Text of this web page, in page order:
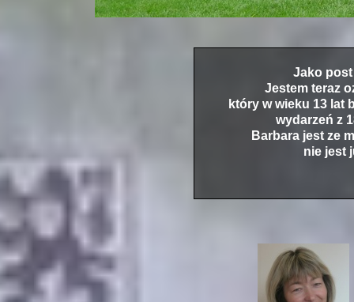
Jako post
Jestem teraz
który w wieku 13 lat
wydarzeń z
Barbara jest ze
nie jest